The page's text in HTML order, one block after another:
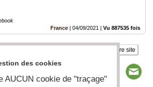
France | 04/09/2021 | Vu 887535 fois
Insérez sur votre site
des cookies
AUCUN cookie de "traçage"